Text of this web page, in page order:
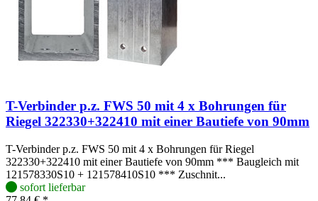
T-Verbinder p.z. FWS 50 mit 4 x Bohrungen für
Riegel 322330+322410 mit einer Bautiefe von 90mm
T-Verbinder p.z. FWS 50 mit 4 x Bohrungen für Riegel
322330+322410 mit einer Bautiefe von 90mm *** Baugleich mit
121578330S10 + 121578410S10 *** Zuschnit...
sofort lieferbar